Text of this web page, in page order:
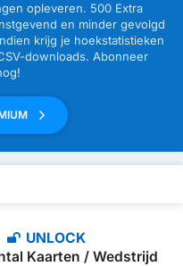
opleveren. 500 Extra
en minder gevolgd
krijg je hoekstatistieken
downloads. Abonneer
UNLOCK
Kaarten / Wedstrijd